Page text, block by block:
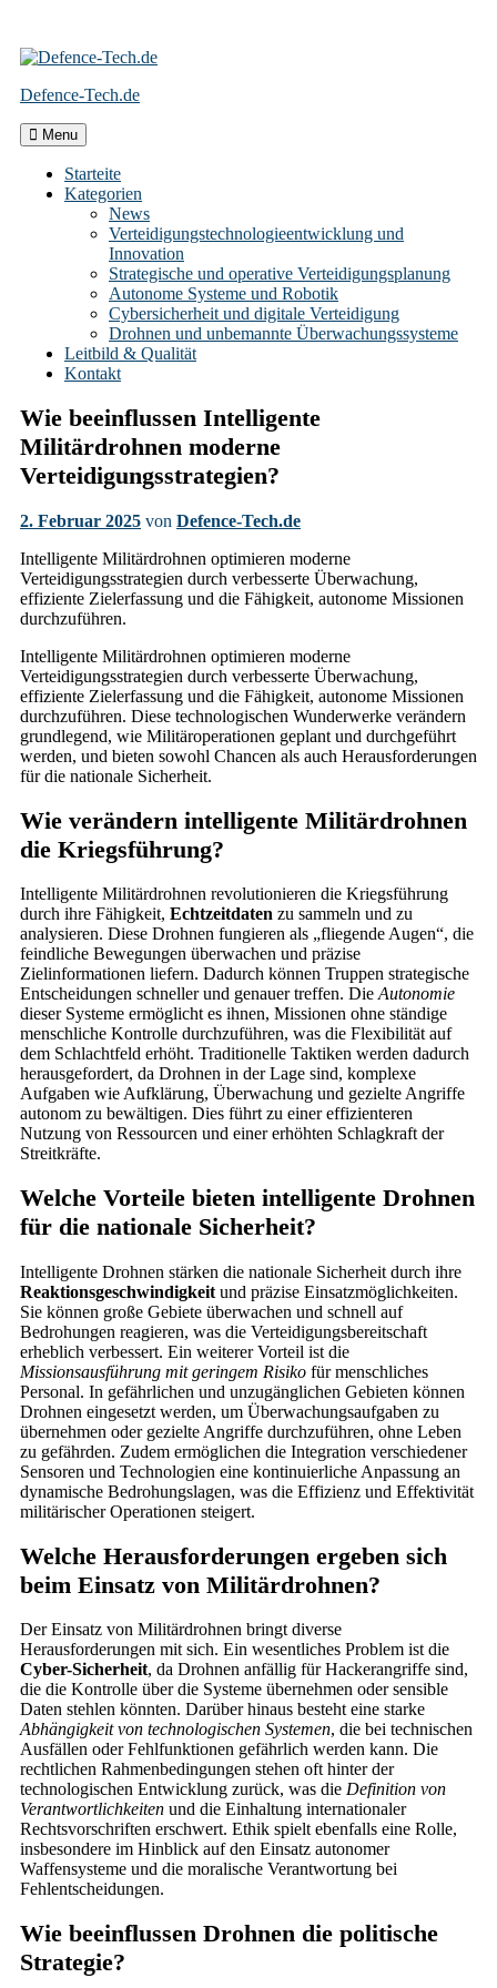
Skip
content
Defence-Tech.de
Menu
Starteite
Kategorien
News
Verteidigungstechnologieentwicklung und
Innovation
Strategische und operative Verteidigungsplanung
Autonome Systeme und Robotik
Cybersicherheit und digitale Verteidigung
Drohnen und unbemannte Überwachungssysteme
Leitbild & Qualität
Kontakt
Wie beeinflussen Intelligente
Militärdrohnen moderne
Verteidigungsstrategien?
2. Februar 2025 von Defence-Tech.de
Intelligente Militärdrohnen optimieren moderne
Verteidigungsstrategien durch verbesserte Überwachung,
effiziente Zielerfassung und die Fähigkeit, autonome Missionen
durchzuführen.
Intelligente Militärdrohnen optimieren moderne
Verteidigungsstrategien durch verbesserte Überwachung,
effiziente Zielerfassung und die Fähigkeit, autonome Missionen
durchzuführen. Diese technologischen Wunderwerke verändern
grundlegend, wie Militäroperationen geplant und durchgeführt
werden, und bieten sowohl Chancen als auch Herausforderungen
für die nationale Sicherheit.
Wie verändern intelligente Militärdrohnen
die Kriegsführung?
Intelligente Militärdrohnen revolutionieren die Kriegsführung
durch ihre Fähigkeit, Echtzeitdaten zu sammeln und zu
analysieren. Diese Drohnen fungieren als „fliegende Augen“, die
feindliche Bewegungen überwachen und präzise
Zielinformationen liefern. Dadurch können Truppen strategische
Entscheidungen schneller und genauer treffen. Die Autonomie
dieser Systeme ermöglicht es ihnen, Missionen ohne ständige
menschliche Kontrolle durchzuführen, was die Flexibilität auf
dem Schlachtfeld erhöht. Traditionelle Taktiken werden dadurch
herausgefordert, da Drohnen in der Lage sind, komplexe
Aufgaben wie Aufklärung, Überwachung und gezielte Angriffe
autonom zu bewältigen. Dies führt zu einer effizienteren
Nutzung von Ressourcen und einer erhöhten Schlagkraft der
Streitkräfte.
Welche Vorteile bieten intelligente Drohnen
für die nationale Sicherheit?
Intelligente Drohnen stärken die nationale Sicherheit durch ihre
Reaktionsgeschwindigkeit und präzise Einsatzmöglichkeiten.
Sie können große Gebiete überwachen und schnell auf
Bedrohungen reagieren, was die Verteidigungsbereitschaft
erheblich verbessert. Ein weiterer Vorteil ist die
Missionsausführung mit geringem Risiko für menschliches
Personal. In gefährlichen und unzugänglichen Gebieten können
Drohnen eingesetzt werden, um Überwachungsaufgaben zu
übernehmen oder gezielte Angriffe durchzuführen, ohne Leben
zu gefährden. Zudem ermöglichen die Integration verschiedener
Sensoren und Technologien eine kontinuierliche Anpassung an
dynamische Bedrohungslagen, was die Effizienz und Effektivität
militärischer Operationen steigert.
Welche Herausforderungen ergeben sich
beim Einsatz von Militärdrohnen?
Der Einsatz von Militärdrohnen bringt diverse
Herausforderungen mit sich. Ein wesentliches Problem ist die
Cyber-Sicherheit, da Drohnen anfällig für Hackerangriffe sind,
die die Kontrolle über die Systeme übernehmen oder sensible
Daten stehlen könnten. Darüber hinaus besteht eine starke
Abhängigkeit von technologischen Systemen, die bei technischen
Ausfällen oder Fehlfunktionen gefährlich werden kann. Die
rechtlichen Rahmenbedingungen stehen oft hinter der
technologischen Entwicklung zurück, was die Definition von
Verantwortlichkeiten und die Einhaltung internationaler
Rechtsvorschriften erschwert. Ethik spielt ebenfalls eine Rolle,
insbesondere im Hinblick auf den Einsatz autonomer
Waffensysteme und die moralische Verantwortung bei
Fehlentscheidungen.
Wie beeinflussen Drohnen die politische
Strategie?